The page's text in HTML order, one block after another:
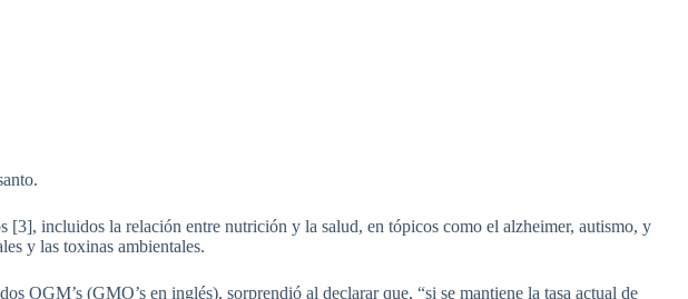
incluidos la relación entre nutrición y la salud, en tópicos como el alzheimer, autismo, y
y las toxinas ambientales.
OGM’s (GMO’s en inglés), sorprendió al declarar que, “si se mantiene la tasa actual de